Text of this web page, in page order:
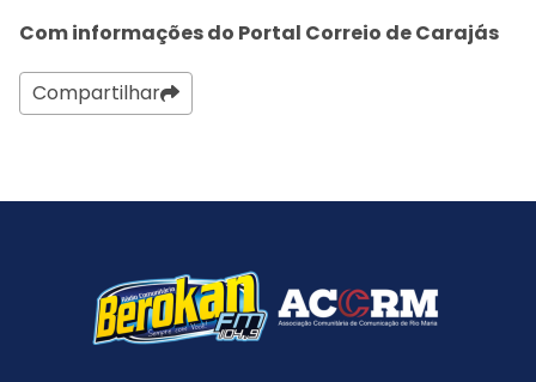
Com informações do Portal Correio de Carajás
Compartilhar